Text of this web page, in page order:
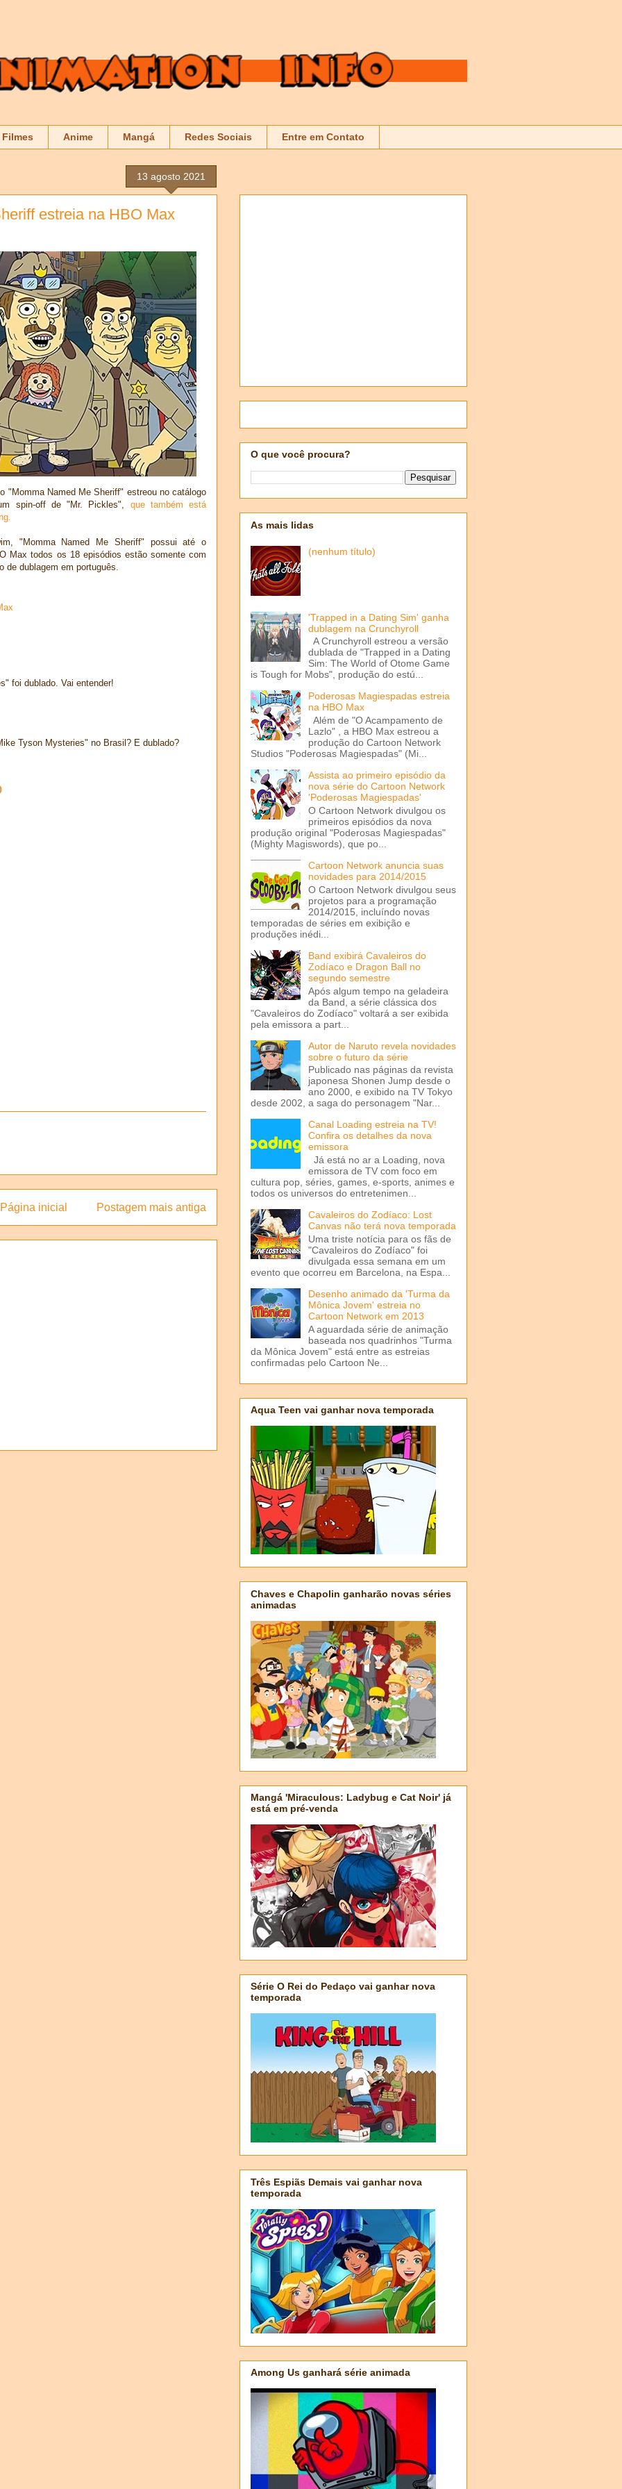
Filmes Anime Mangá Redes Sociais Entre em Contato
13 agosto 2021
estreia na HBO Max
"Momma Named Me Sheriff" estreou no catálogo
spin-off de "Mr. Pickles", que também está
"Momma Named Me Sheriff" possui até o
Max todos os 18 episódios estão somente com
de dublagem em português.
foi dublado. Vai entender!
Tyson Mysteries" no Brasil? E dublado?
Postagem mais antiga
Página inicial
O que você procura?
As mais lidas
(nenhum título)
'Trapped in a Dating Sim' ganha
dublagem na Crunchyroll
A Crunchyroll estreou a versão
dublada de "Trapped in a Dating
Sim: The World of Otome Game
is Tough for Mobs", produção do estú...
Poderosas Magiespadas estreia
na HBO Max
Além de "O Acampamento de
Lazlo" , a HBO Max estreou a
produção do Cartoon Network
Studios "Poderosas Magiespadas" (Mi...
Assista ao primeiro episódio da
nova série do Cartoon Network
'Poderosas Magiespadas'
O Cartoon Network divulgou os
primeiros episódios da nova
produção original "Poderosas Magiespadas"
(Mighty Magiswords), que po...
Cartoon Network anuncia suas
novidades para 2014/2015
O Cartoon Network divulgou seus
projetos para a programação
2014/2015, incluíndo novas
temporadas de séries em exibição e
produções inédi...
Band exibirá Cavaleiros do
Zodíaco e Dragon Ball no
segundo semestre
Após algum tempo na geladeira
da Band, a série clássica dos
"Cavaleiros do Zodíaco" voltará a ser exibida
pela emissora a part...
Autor de Naruto revela novidades
sobre o futuro da série
Publicado nas páginas da revista
japonesa Shonen Jump desde o
ano 2000, e exibido na TV Tokyo
desde 2002, a saga do personagem "Nar...
Canal Loading estreia na TV!
Confira os detalhes da nova
emissora
Já está no ar a Loading, nova
emissora de TV com foco em
cultura pop, séries, games, e-sports, animes e
todos os universos do entretenimen...
Cavaleiros do Zodíaco: Lost
Canvas não terá nova temporada
Uma triste notícia para os fãs de
"Cavaleiros do Zodíaco" foi
divulgada essa semana em um
evento que ocorreu em Barcelona, na Espa...
Desenho animado da 'Turma da
Mônica Jovem' estreia no
Cartoon Network em 2013
A aguardada série de animação
baseada nos quadrinhos "Turma
da Mônica Jovem" está entre as estreias
confirmadas pelo Cartoon Ne...
Aqua Teen vai ganhar nova temporada
Chaves e Chapolin ganharão novas séries
animadas
Mangá 'Miraculous: Ladybug e Cat Noir' já
está em pré-venda
Série O Rei do Pedaço vai ganhar nova
temporada
Três Espiãs Demais vai ganhar nova
temporada
Among Us ganhará série animada